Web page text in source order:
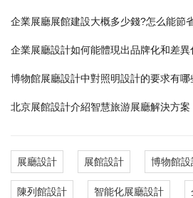
企業展廳設計如何能體現出品牌化和差異
博物館展廳設計中對照明設計的要求有哪
北京展館設計介紹智慧旅游展廳解決方案
展廳設計 展館設計 博物館設
陳列館設計 智能化展廳設計